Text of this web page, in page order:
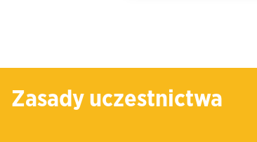
Zasady uczestnictwa